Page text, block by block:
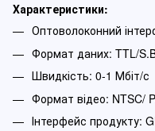
Характеристики:
Оптоволоконний
Формат даних: TTL/
Швидкість: 0-1 Мбіт/с
Формат відео: NTSC/
Інтерфейс продукту: